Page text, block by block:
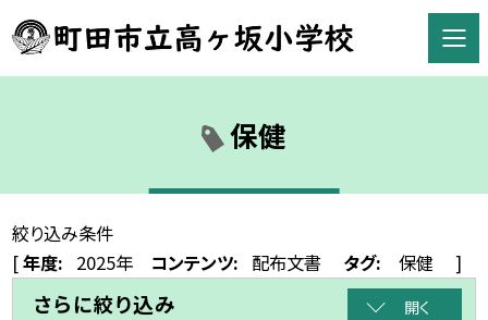
保健
絞り込み条件
[年度: 2025年 コンテンツ: 配布文書 タグ: 保健 ]
さらに絞り込み 開く